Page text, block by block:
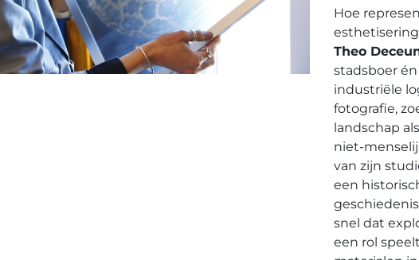
Hoe
Theo
stadsboer
industriële
fotografie,
landschap
niet-
van zijn
een
snel dat
een rol